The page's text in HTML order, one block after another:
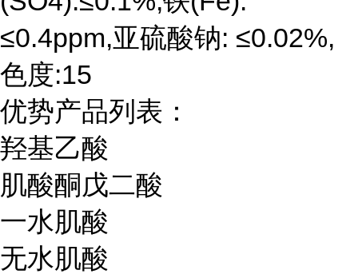
≤0.4ppm,亚硫酸钠: ≤0.02%,
色度:15
优势产品列表：
羟基乙酸
肌酸酮戊二酸
一水肌酸
无水肌酸